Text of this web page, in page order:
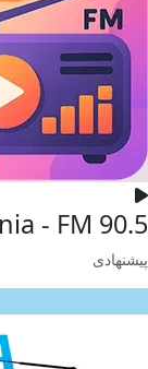
- FM 90.5
پیشنهادی